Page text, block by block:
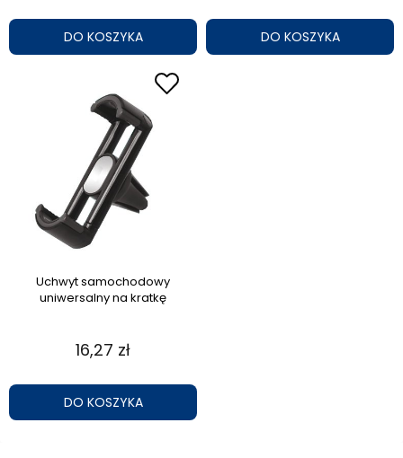
DO KOSZYKA DO KOSZYKA
Uchwyt samochodowy
uniwersalny na kratkę
16,27 zł
DO KOSZYKA